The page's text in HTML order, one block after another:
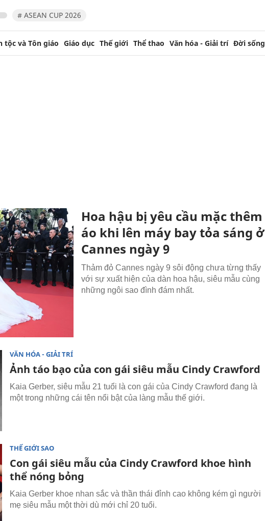
# ASEAN CUP 2026
tộc và Tôn giáo Giáo dục Thế giới Thể thao Văn hóa - Giải trí Đời sống
Hoa hậu bị yêu cầu mặc thêm
áo khi lên máy bay tỏa sáng ở
Cannes ngày 9
Thảm đỏ Cannes ngày 9 sôi động chưa từng thấy
với sự xuất hiện của dàn hoa hậu, siêu mẫu cùng
những ngôi sao đình đám nhất.
VĂN HÓA - GIẢI TRÍ
Ảnh táo bạo của con gái siêu mẫu Cindy Crawford
Kaia Gerber, siêu mẫu 21 tuổi là con gái của Cindy Crawford đang là
một trong những cái tên nổi bật của làng mẫu thế giới.
THẾ GIỚI SAO
Con gái siêu mẫu của Cindy Crawford khoe hình
thể nóng bỏng
Kaia Gerber khoe nhan sắc và thần thái đỉnh cao không kém gì người
mẹ siêu mẫu một thời dù mới chỉ 20 tuổi.